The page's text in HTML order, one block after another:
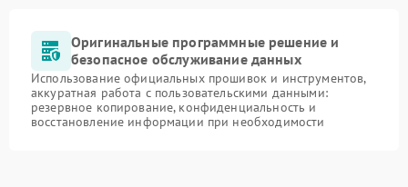
Оригинальные программные решение и
безопасное обслуживание данных
Использование официальных прошивок и инструментов,
аккуратная работа с пользовательскими данными:
резервное копирование, конфиденциальность и
восстановление информации при необходимости